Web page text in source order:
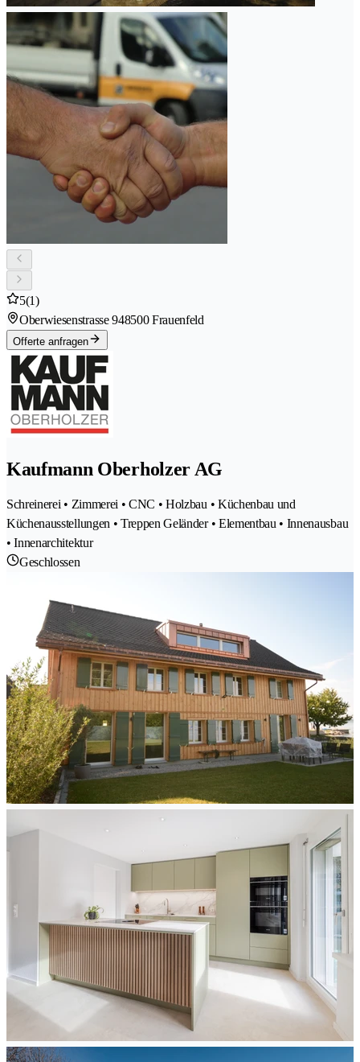
5(1)
Oberwiesenstrasse 948500 Frauenfeld
Offerte anfragen
Kaufmann Oberholzer AG
Schreinerei • Zimmerei • CNC • Holzbau • Küchenbau und
Küchenausstellungen • Treppen Geländer • Elementbau • Innenausbau
• Innenarchitektur
Geschlossen